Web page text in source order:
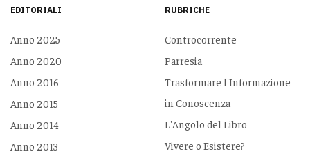
EDITORIALI
Anno 2025
Anno 2020
Anno 2016
Anno 2015
Anno 2014
Anno 2013
RUBRICHE
Controcorrente
Parresia
Trasformare l'Informazione
in Conoscenza
L'Angolo del Libro
Vivere o Esistere?